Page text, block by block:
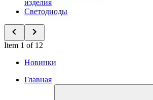
изделия
Светодиоды
Item 1 of 12
Новинки
Главная